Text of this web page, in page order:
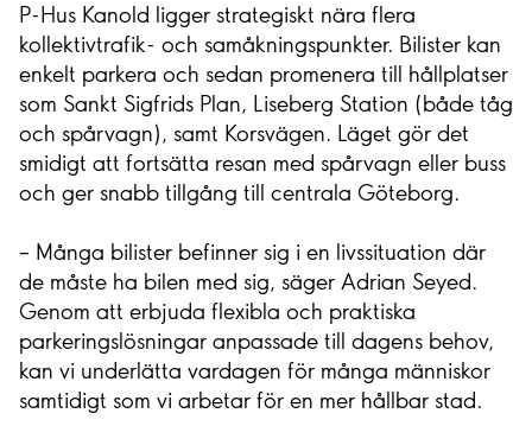
P-Hus Kanold ligger strategiskt nära flera
kollektivtrafik- och samåkningspunkter. Bilister kan
enkelt parkera och sedan promenera till hållplatser
som Sankt Sigfrids Plan, Liseberg Station (både tåg
och spårvagn), samt Korsvägen. Läget gör det
smidigt att fortsätta resan med spårvagn eller buss
och ger snabb tillgång till centrala Göteborg.
– Många bilister befinner sig i en livssituation där
de måste ha bilen med sig, säger Adrian Seyed.
Genom att erbjuda flexibla och praktiska
parkeringslösningar anpassade till dagens behov,
kan vi underlätta vardagen för många människor
samtidigt som vi arbetar för en mer hållbar stad.